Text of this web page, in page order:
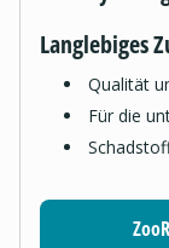
Langlebiges
Qualität
Für die